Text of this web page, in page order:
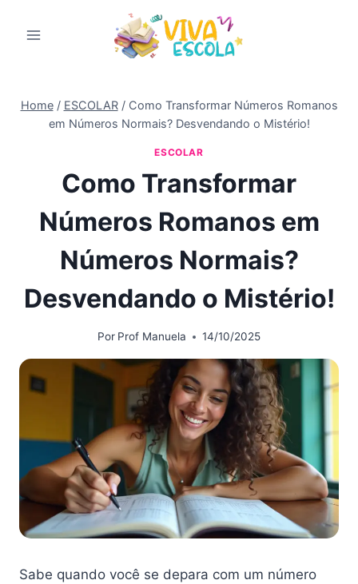
para
Home / ESCOLAR / Como Transformar Números Romanos
em Números Normais? Desvendando o Mistério!
ESCOLAR
Como Transformar
Números Romanos em
Números Normais?
Desvendando o Mistério!
Por Prof Manuela 14/10/2025
Sabe quando você se depara com um número